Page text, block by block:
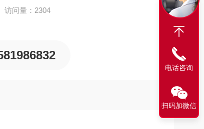
访问量：2304
电话咨询
扫码加微信